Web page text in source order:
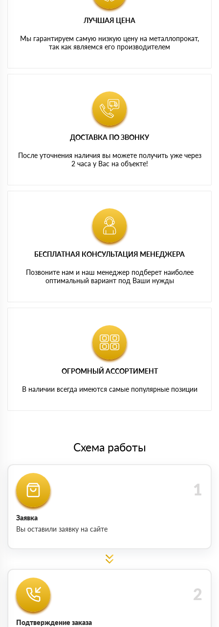
ЛУЧШАЯ ЦЕНА
Мы гарантируем самую низкую цену на металлопрокат,
так как являемся его производителем
ДОСТАВКА ПО ЗВОНКУ
После уточнения наличия вы можете получить уже через
2 часа у Вас на объекте!
БЕСПЛАТНАЯ КОНСУЛЬТАЦИЯ МЕНЕДЖЕРА
Позвоните нам и наш менеджер подберет наиболее
оптимальный вариант под Ваши нужды
ОГРОМНЫЙ АССОРТИМЕНТ
В наличии всегда имеются самые популярные позиции
Схема работы
Заявка
Вы оставили заявку на сайте
Подтверждение заказа